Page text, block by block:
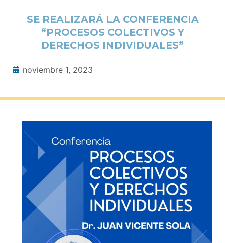
SE REALIZARÁ LA CONFERENCIA
“PROCESOS COLECTIVOS Y
DERECHOS INDIVIDUALES”
noviembre 1, 2023